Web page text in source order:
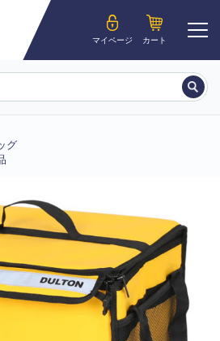
マイページ カート
グ
様
マイページ